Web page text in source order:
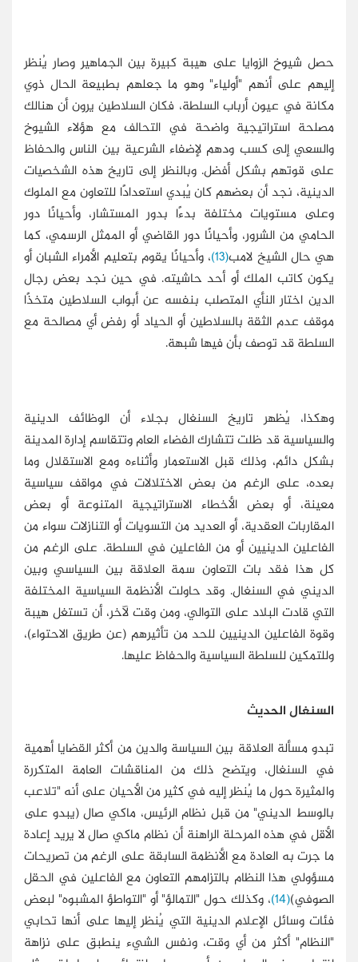
حصل شيوخ الزوايا على هيبة كبيرة بين الجماهير وصار يُنظر
إليهم على أنهم "أولياء" وهو ما جعلهم بطبيعة الحال ذوي
مكانة في عيون أرباب السلطة، فكان السلاطين يرون أن هنالك
مصلحة استراتيجية واضحة في التحالف مع هؤلاء الشيوخ
والسعي إلى كسب ودهم لإضفاء الشرعية بين الناس والحفاظ
على قوتهم بشكل أفضل. وبالنظر إلى تاريخ هذه الشخصيات
الدينية، نجد أن بعضهم كان يُبدي استعدادًا للتعاون مع الملوك
وعلى مستويات مختلفة بدءًا بدور المستشار، وأحيانًا دور
الحامي من الشرور، وأحيانًا دور القاضي أو الممثل الرسمي، كما
هي حال الشيخ لامب(13)
، وأحيانًا يقوم بتعليم الأمراء الشبان أو
يكون كاتب الملك أو أحد حاشيته. في حين نجد بعض رجال
الدين اختار النأي المتصلب بنفسه عن أبواب السلاطين متخذًا
موقف عدم الثقة بالسلاطين أو الحياد أو رفض أي مصالحة مع
السلطة قد توصف بأن فيها شبهة.
وهكذا، يُظهر تاريخ السنغال بجلاء أن الوظائف الدينية
والسياسية قد ظلت تتشارك الفضاء العام وتتقاسم إدارة المدينة
بشكل دائم، وذلك قبل الاستعمار وأثناءه ومع الاستقلال وما
بعده، على الرغم من بعض الاختلالات في مواقف سياسية
معينة، أو بعض الأخطاء الاستراتيجية المتنوعة أو بعض
المقاربات العقدية، أو العديد من التسويات أو التنازلات سواء من
الفاعلين الدينيين أو من الفاعلين في السلطة. على الرغم من
كل هذا فقد بات التعاون سمة العلاقة بين السياسي وبين
الديني في السنغال. وقد حاولت الأنظمة السياسية المختلفة
التي قادت البلاد على التوالي، ومن وقت لآخر، أن تستغل هيبة
وقوة الفاعلين الدينيين للحد من تأثيرهم (عن طريق الاحتواء)،
وللتمكين للسلطة السياسية والحفاظ عليها.
السنغال الحديث
تبدو مسألة العلاقة بين السياسة والدين من أكثر القضايا أهمية
في السنغال، ويتضح ذلك من المناقشات العامة المتكررة
والمثيرة حول ما يُنظر إليه في كثير من الأحيان على أنه "تلاعب
بالوسط الديني" من قبل نظام الرئيس، ماكي صال (يبدو على
الأقل في هذه المرحلة الراهنة أن نظام ماكي صال لا يريد إعادة
ما جرت به العادة مع الأنظمة السابقة على الرغم من تصريحات
مسؤولي هذا النظام بالتزامهم التعاون مع الفاعلين في الحقل
الصوفي)(14)
، وكذلك حول "التمالؤ" أو "التواطؤ المشبوه" لبعض
فئات وسائل الإعلام الدينية التي يُنظر إليها على أنها تحابي
"النظام" أكثر من أي وقت، ونفس الشيء ينطبق على نزاهة